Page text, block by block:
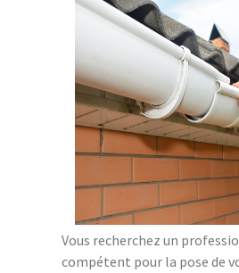
Vous recherchez un
compétent pour la pose de